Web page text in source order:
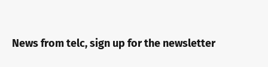
News from telc, sign up for the newsletter